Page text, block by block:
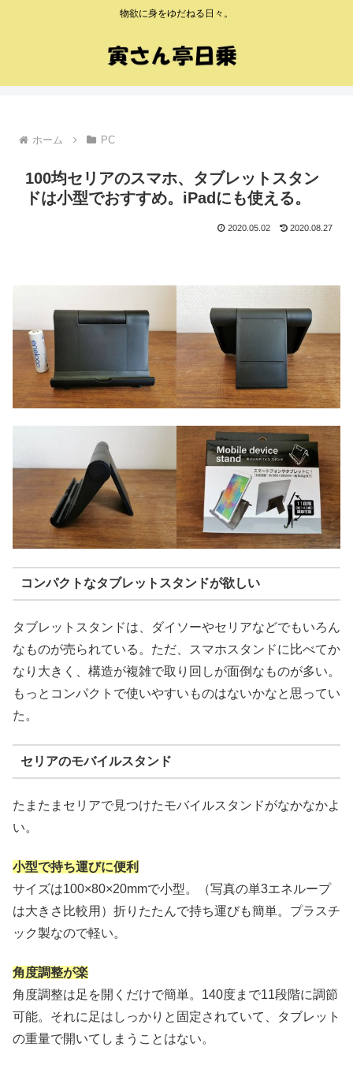
物欲に身をゆだねる日々。
ホーム PC
100均セリアのスマホ、タブレットスタン
ドは小型でおすすめ。iPadにも使える。
2020.05.02 2020.08.27
コンパクトなタブレットスタンドが欲しい
タブレットスタンドは、ダイソーやセリアなどでもいろん
なものが売られている。ただ、スマホスタンドに比べてか
なり大きく、構造が複雑で取り回しが面倒なものが多い。
もっとコンパクトで使いやすいものはないかなと思ってい
た。
セリアのモバイルスタンド
たまたまセリアで見つけたモバイルスタンドがなかなかよ
い。
小型で持ち運びに便利
サイズは100×80×20mmで小型。（写真の単3エネループ
は大きさ比較用）折りたたんで持ち運びも簡単。プラスチ
ック製なので軽い。
角度調整が楽
角度調整は足を開くだけで簡単。140度まで11段階に調節
可能。それに足はしっかりと固定されていて、タブレット
の重量で開いてしまうことはない。